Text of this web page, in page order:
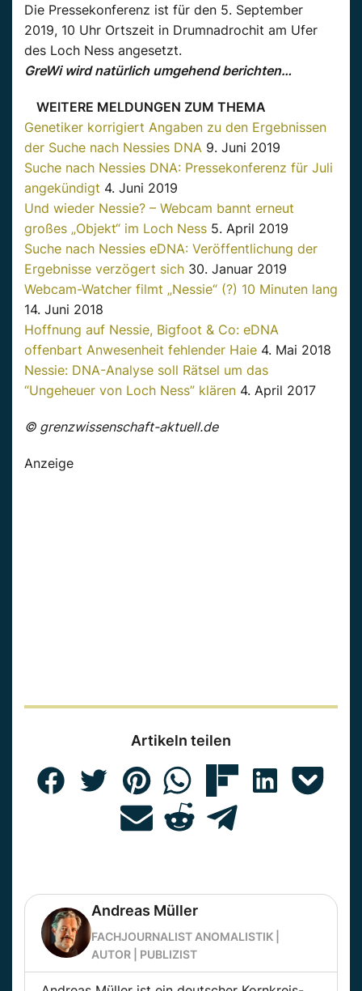
Die Pressekonferenz ist für den 5. September
2019, 10 Uhr Ortszeit in Drumnadrochit am Ufer
des Loch Ness angesetzt.
GreWi wird natürlich umgehend berichten…
WEITERE MELDUNGEN ZUM THEMA
Genetiker korrigiert Angaben zu den Ergebnissen
der Suche nach Nessies DNA 9. Juni 2019
Suche nach Nessies DNA: Pressekonferenz für Juli
angekündigt 4. Juni 2019
Und wieder Nessie? – Webcam bannt erneut
großes „Objekt“ im Loch Ness 5. April 2019
Suche nach Nessies eDNA: Veröffentlichung der
Ergebnisse verzögert sich 30. Januar 2019
Webcam-Watcher filmt „Nessie“ (?) 10 Minuten lang
14. Juni 2018
Hoffnung auf Nessie, Bigfoot & Co: eDNA
offenbart Anwesenheit fehlender Haie 4. Mai 2018
Nessie: DNA-Analyse soll Rätsel um das
“Ungeheuer von Loch Ness” klären 4. April 2017
© grenzwissenschaft-aktuell.de
Anzeige
Artikeln teilen
Andreas Müller
FACHJOURNALIST ANOMALISTIK |
AUTOR | PUBLIZIST